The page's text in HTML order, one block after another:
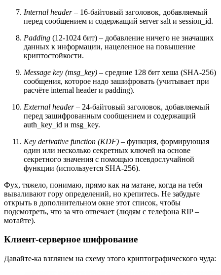
Internal header– 16-байтовый заголовок, добавляемый
перед сообщением и содержащий server salt и session_id.
Padding (12-1024 бит) – добавление ничего не значащих
данных к информации, нацеленное на повышение
криптостойкости.
Message key (msg_key) – средние 128 бит хеша (SHA-256)
сообщения, которое надо зашифровать (учитывает при
расчёте internal header и padding).
External header– 24-байтовый заголовок, добавляемый
перед зашифрованным сообщением и содержащий
auth_key_id и msg_key.
Key derivative function (KDF) – функция, формирующая
один или несколько секретных ключей на основе
секретного значения с помощью псевдослучайной
функции (используется SHA-256).
Фух, тяжело, понимаю, прямо как на матане, когда на тебя
вываливают гору определений, но крепитесь. Не забудьте
открыть в дополнительном окне этот список, чтобы
подсмотреть, что за что отвечает (людям с телефона RIP –
мотайте).
Клиент-серверное шифрование
Давайте-ка взглянем на схему этого криптографического чуда: